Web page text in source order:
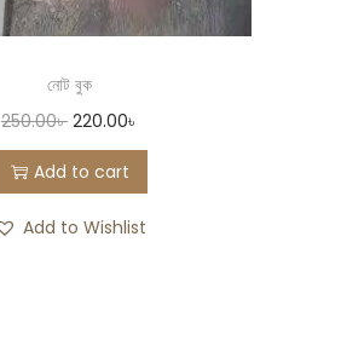
নোট বুক
250.00৳ 220.00৳
Add to cart
Add to Wishlist